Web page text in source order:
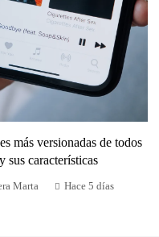
más versionadas de todos
sus características
Marta Hace 5 días